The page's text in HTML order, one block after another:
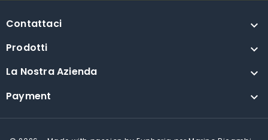
Contattaci 
Prodotti 
La Nostra Azienda 
Payment 